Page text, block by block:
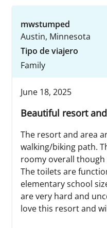
mwstumped
Austin, Minnesota
Tipo de viajero
Family
June 18, 2025
Beautiful resort
The resort and area
walking/biking path.
roomy overall though
The toilets are
elementary school
are very hard and
love this resort and